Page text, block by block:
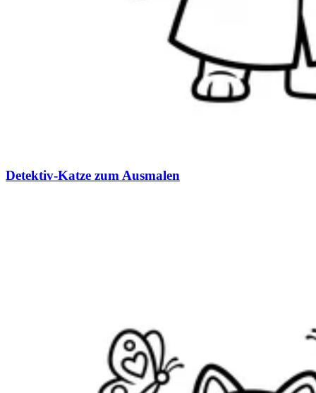
Detektiv-Katze zum Ausmalen